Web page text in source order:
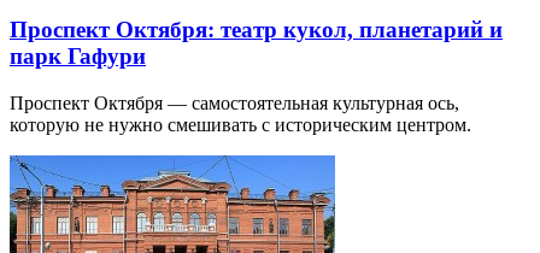
Проспект Октября: театр кукол, планетарий и
парк Гафури
Проспект Октября — самостоятельная культурная ось,
которую не нужно смешивать с историческим центром.